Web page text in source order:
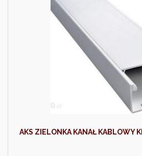
AKS ZIELONKA KANAŁ KABLOWY